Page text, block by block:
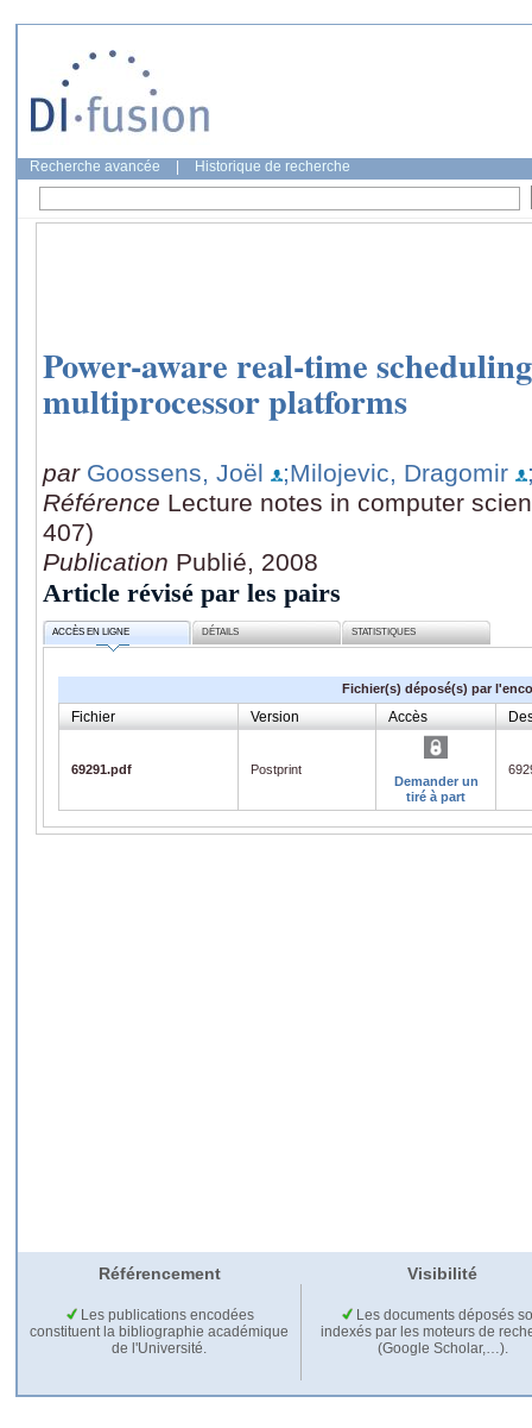
Recherche avancée Historique de recherche
Power-aware real-time
multiprocessor platforms
par Goossens, Joël ;Milojevic, Dragomir
Référence Lecture notes in computer
407)
Publication Publié, 2008
Article révisé par les pairs
ACCÈS EN LIGNE DÉTAILS STATISTIQUES
Fichier(s) déposé(s) par
Fichier Version Accès
69291.pdf
Postprint
Demander un
tiré à part
Référencement Visibilité
Les publications encodées
constituent la bibliographie académique
de l'Université.
Les documents déposés
indexés par les moteurs de
(Google Scholar,…).